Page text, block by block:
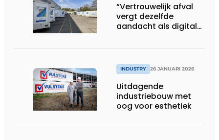
“Vertrouwelijk afval
vergt dezelfde
aandacht als digitale
INDUSTRY 26 JANUARI 2026
Uitdagende
industriebouw met
oog voor esthetiek